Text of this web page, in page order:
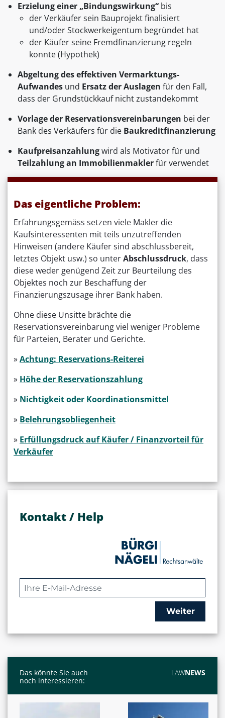
Erzielung einer „Bindungswirkung“ bis
der Verkäufer sein Bauprojekt finalisiert
und/oder Stockwerkeigentum begründet hat
der Käufer seine Fremdfinanzierung regeln
konnte (Hypothek)
Abgeltung des effektiven Vermarktungs-
Aufwandes und Ersatz der Auslagen für den Fall,
dass der Grundstückkauf nicht zustandekommt
Vorlage der Reservationsvereinbarungen bei der
Bank des Verkäufers für die Baukreditfinanzierung
Kaufpreisanzahlungwird als Motivator für und
Teilzahlung an Immobilienmaklerfür verwendet
Das eigentliche Problem:
Erfahrungsgemäss setzen viele Makler die
Kaufsinteressenten mit teils unzutreffenden
Hinweisen (andere Käufer sind abschlussbereit,
letztes Objekt usw.) so unterAbschlussdruck, dass
diese weder genügend Zeit zur Beurteilung des
Objektes noch zur Beschaffung der
Finanzierungszusage ihrer Bank haben.
Ohne diese Unsitte brächte die
Reservationsvereinbarung viel weniger Probleme
für Parteien, Berater und Gerichte.
»Achtung: Reservations-Reiterei
» Höhe der Reservationszahlung
» Nichtigkeit oder Koordinationsmittel
» Belehrungsobliegenheit
» Erfüllungsdruck auf Käufer / Finanzvorteil für
Verkäufer
Kontakt / Help
Weiter
Das könnte Sie auch
noch interessieren:
LAWNEWS